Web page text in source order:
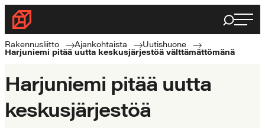
Siirry
suoraan
sisältöön
Rakennusliitto
Rakennusalan
ammattilaisten
Haku
Rakennusliitto Ajankohtaista
Uutishuone
Harjuniemi pitää uutta keskusjärjestöä välttämättömänä
Harjuniemi pitää uutta
keskusjärjestöä